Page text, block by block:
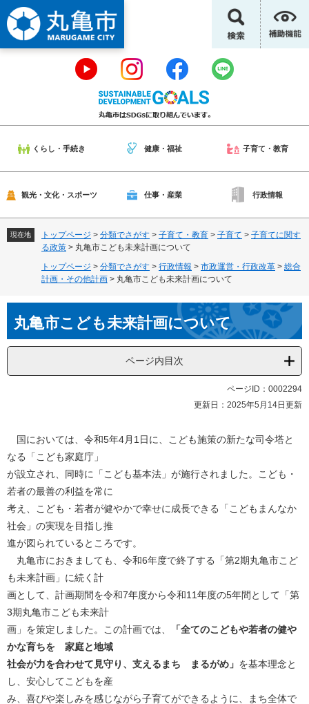
ー
ジ
の
。
ニ
ュ
ー
て
くらし・手続き 健康・福祉 子育て・教育
観光・文化・スポーツ 仕事・産業 行政情報
現在地 トップページ > 分類でさがす > 子育て・教育 > 子育て > 子育てに関す
る政策 > 丸亀市こども未来計画について
トップページ > 分類でさがす > 行政情報 > 市政運営・行政改革 > 総合
計画・その他計画 > 丸亀市こども未来計画について
文丸亀市こども未来計画について
ページ内目次
ページID：0002294
更新日：2025年5月14日更新
国においては、令和5年4月1日に、こども施策の新たな司令塔と
なる「こども家庭庁」
が設立され、同時に「こども基本法」が施行されました。こども・
若者の最善の利益を常に
考え、こども・若者が健やかで幸せに成長できる「こどもまんなか
社会」の実現を目指し推
進が図られているところです。
​ 丸亀市におきましても、令和6年度で終了する「第2期丸亀市こど
も未来計画」に続く計
画として、計画期間を令和7年度から令和11年度の5年間として「第
3期丸亀市こども未来計
画」を策定しました。この計画では、
「全てのこどもや若者の健や
かな育ちを 家庭と地域
社会が力を合わせて見守り、支えるまち まるがめ」 を基本理念と
し、安心してこどもを産
み、喜びや楽しみを感じながら子育てができるように、まち全体で